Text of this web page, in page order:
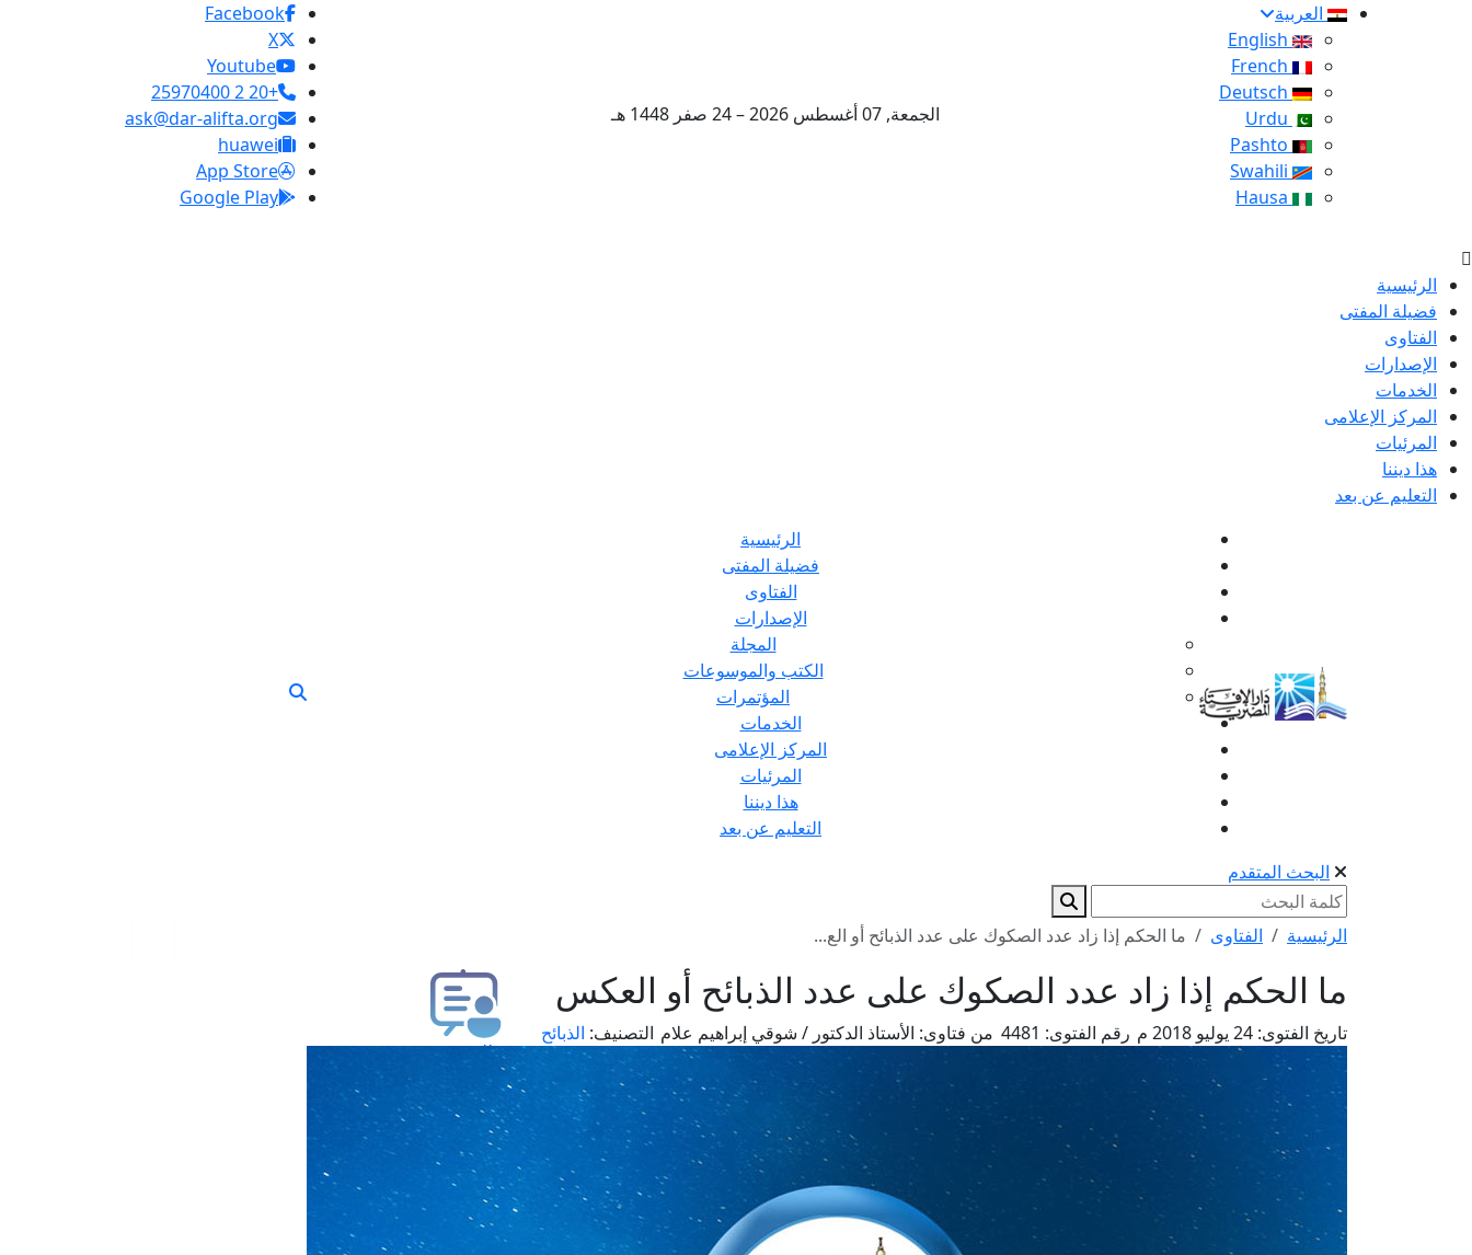
العربية
الجمعة, 07 أغسطس 2026 – 24 صفر 1448 هـ
Facebook
X
Youtube
+20 2 25970400
ask@dar-alifta.org
huawei
App Store
Google Play
الرئيسية
فضيلة المفتى
الفتاوى
الإصدارات
الخدمات
المركز الإعلامى
المرئيات
هذا ديننا
التعليم عن بعد
الرئيسية
فضيلة المفتى
الفتاوى
الإصدارات
المجلة
الكتب والموسوعات
المؤتمرات
الخدمات
المركز الإعلامى
المرئيات
هذا ديننا
التعليم عن بعد
البحث المتقدم
الرئيسية الفتاوى ما الحكم إذا زاد عدد الصكوك على عدد الذبائح أو الع...
ما الحكم إذا زاد عدد الصكوك على عدد الذبائح أو العكس
تاريخ الفتوى: رقم الفتوى: من فتاوى: الأستاذ الدكتور / شوقي إبراهيم علام التصنيف: الذبائح
طلب فتوى
استعلام عن فتوى
حجز موعد